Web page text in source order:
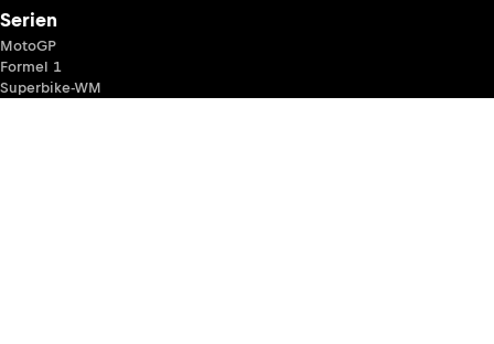
Serien
MotoGP
Formel 1
Superbike-WM